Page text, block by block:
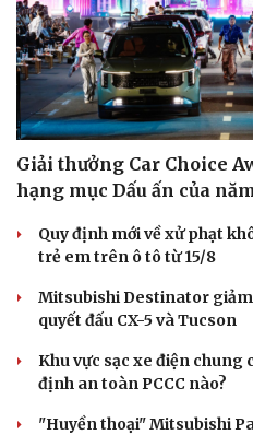
Giải thưởng Car Choice
hạng mục Dấu ấn của năm
Quy định mới về xử phạt
trẻ em trên ô tô từ 15/8
Mitsubishi Destinator
quyết đấu CX-5 và Tucson
Khu vực sạc xe điện chung
định an toàn PCCC nào?
"Huyền thoại" Mitsubishi